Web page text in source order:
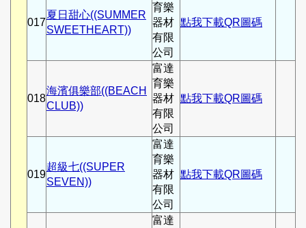
017
夏日甜心((SUMMER
SWEETHEART))
育樂
器材
有限
公司
點我下載QR圖碼
018
海濱俱樂部((BEACH
CLUB))
富達
育樂
器材
有限
公司
點我下載QR圖碼
019
超級七((SUPER
SEVEN))
富達
育樂
器材
有限
公司
點我下載QR圖碼
富達